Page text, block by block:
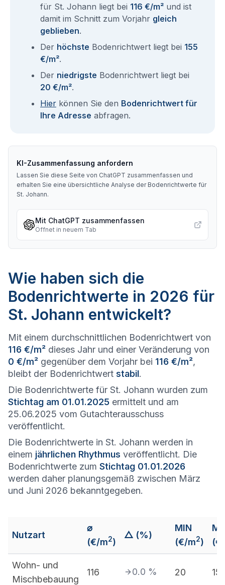
für St. Johann liegt bei 116 €/m² und ist
damit im Schnitt zum Vorjahr gleich
geblieben.
Der höchste Bodenrichtwert liegt bei 155
€/m².
Der niedrigste Bodenrichtwert liegt bei
20 €/m².
Hier können Sie den Bodenrichtwert für
Ihre Adresse abfragen.
KI-Zusammenfassung anfordern
Lassen Sie diese Seite von ChatGPT zusammenfassen und
erhalten Sie eine übersichtliche Analyse der Bodenrichtwerte für
St. Johann.
Mit ChatGPT zusammenfassen
Öffnet in neuem Tab
Wie haben sich die
Bodenrichtwerte in 2026 für
St. Johann entwickelt?
Mit einem durchschnittlichen Bodenrichtwert von
116 €/m² dieses Jahr und einer Veränderung von
0 €/m² gegenüber dem Vorjahr bei 116 €/m²,
bleibt der Bodenrichtwert stabil.
Die Bodenrichtwerte für St. Johann wurden zum
Stichtag am 01.01.2025 ermittelt und am
25.06.2025 vom Gutachterausschuss
veröffentlicht.
Die Bodenrichtwerte in St. Johann werden in
einem jährlichen Rhythmus veröffentlicht. Die
Bodenrichtwerte zum Stichtag 01.01.2026
werden daher planungsgemäß zwischen März
und Juni 2026 bekanntgegeben.
Nutzart
⌀
(€/m2)
△ (%)
MIN
(€/m2)
Wohn- und
Mischbebauung
116 0.0 % 20